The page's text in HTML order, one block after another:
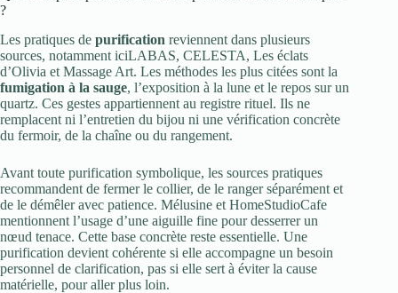
?
Les pratiques de purification reviennent dans plusieurs
sources, notamment iciLABAS, CELESTA, Les éclats
d’Olivia et Massage Art. Les méthodes les plus citées sont la
fumigation à la sauge, l’exposition à la lune et le repos sur un
quartz. Ces gestes appartiennent au registre rituel. Ils ne
remplacent ni l’entretien du bijou ni une vérification concrète
du fermoir, de la chaîne ou du rangement.
Avant toute purification symbolique, les sources pratiques
recommandent de fermer le collier, de le ranger séparément et
de le démêler avec patience. Mélusine et HomeStudioCafe
mentionnent l’usage d’une aiguille fine pour desserrer un
nœud tenace. Cette base concrète reste essentielle. Une
purification devient cohérente si elle accompagne un besoin
personnel de clarification, pas si elle sert à éviter la cause
matérielle, pour aller plus loin.